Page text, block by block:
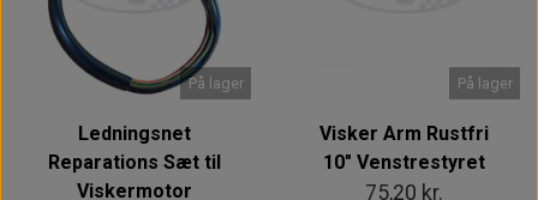
På lager
Ledningsnet
Reparations Sæt til
Viskermotor
På lager
Visker Arm Rustfri
10" Venstrestyret
75,20 kr.